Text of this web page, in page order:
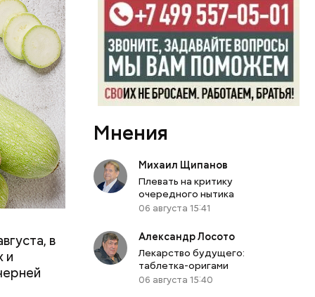
в
и
у
Мнения
Михаил Щипанов
Плевать на критику
очередного нытика
06 августа 15:41
Александр Лосото
Лекарство будущего:
таблетка-оригами
06 августа 15:40